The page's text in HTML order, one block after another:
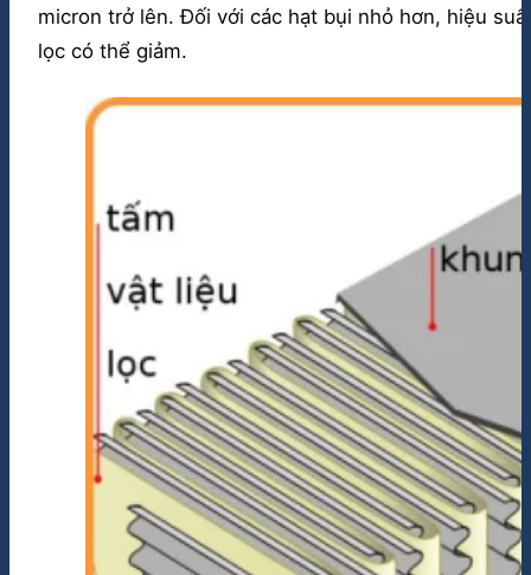
micron trở lên. Đối với các hạt bụi nhỏ hơn, hiệu
lọc có thể giảm.